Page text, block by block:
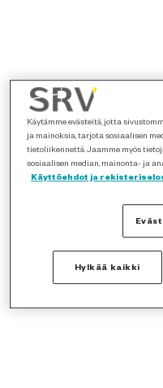
Käytämme evästeitä, jotta
ja mainoksia, tarjota sosiaalisen
tietoliikennettä. Jaamme myös
sosiaalisen median, mainonta- ja
Käyttöehdot ja
Hylkää kaikki